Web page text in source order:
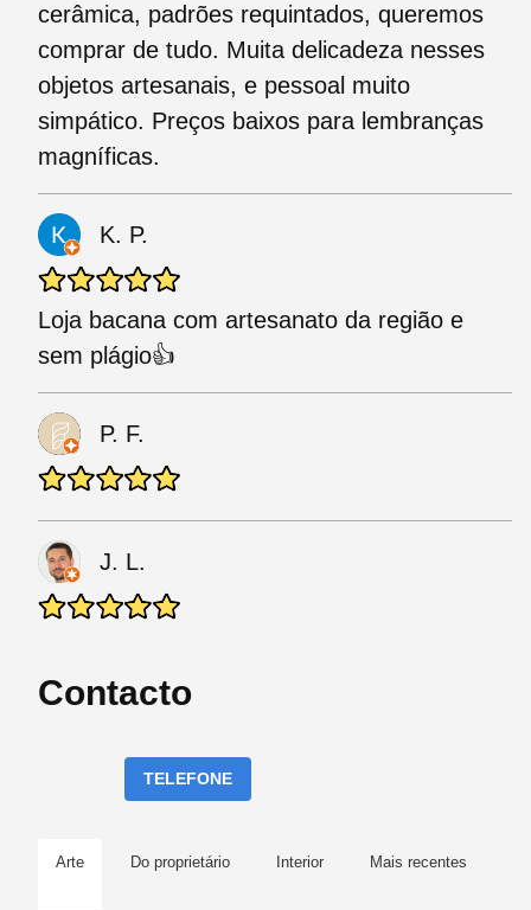
cerâmica, padrões requintados, queremos
comprar de tudo. Muita delicadeza nesses
objetos artesanais, e pessoal muito
simpático. Preços baixos para lembranças
magníficas.
K. P.
Loja bacana com artesanato da região e
sem plágio👍
P. F.
J. L.
Contacto
TELEFONE
Arte Do proprietário Interior Mais recentes